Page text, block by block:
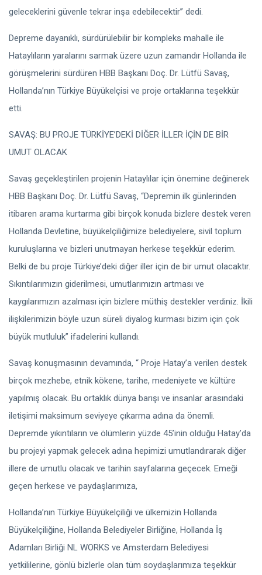
geleceklerini güvenle tekrar inşa edebilecektir’’ dedi.
Depreme dayanıklı, sürdürülebilir bir kompleks mahalle ile
Hataylıların yaralarını sarmak üzere uzun zamandır Hollanda ile
görüşmelerini sürdüren HBB Başkanı Doç. Dr. Lütfü Savaş,
Hollanda’nın Türkiye Büyükelçisi ve proje ortaklarına teşekkür
etti.
SAVAŞ: BU PROJE TÜRKİYE’DEKİ DİĞER İLLER İÇİN DE BİR
UMUT OLACAK
Savaş geçekleştirilen projenin Hataylılar için önemine değinerek
HBB Başkanı Doç. Dr. Lütfü Savaş, “Depremin ilk günlerinden
itibaren arama kurtarma gibi birçok konuda bizlere destek veren
Hollanda Devletine, büyükelçiliğimize belediyelere, sivil toplum
kuruluşlarına ve bizleri unutmayan herkese teşekkür ederim.
Belki de bu proje Türkiye’deki diğer iller için de bir umut olacaktır.
Sıkıntılarımızın giderilmesi, umutlarımızın artması ve
kaygılarımızın azalması için bizlere müthiş destekler verdiniz. İkili
ilişkilerimizin böyle uzun süreli diyalog kurması bizim için çok
büyük mutluluk” ifadelerini kullandı.
Savaş konuşmasının devamında, “ Proje Hatay’a verilen destek
birçok mezhebe, etnik kökene, tarihe, medeniyete ve kültüre
yapılmış olacak. Bu ortaklık dünya barışı ve insanlar arasındaki
iletişimi maksimum seviyeye çıkarma adına da önemli.
Depremde yıkıntıların ve ölümlerin yüzde 45’inin olduğu Hatay’da
bu projeyi yapmak gelecek adına hepimizi umutlandırarak diğer
illere de umutlu olacak ve tarihin sayfalarına geçecek. Emeği
geçen herkese ve paydaşlarımıza,
Hollanda’nın Türkiye Büyükelçiliği ve ülkemizin Hollanda
Büyükelçiliğine, Hollanda Belediyeler Birliğine, Hollanda İş
Adamları Birliği NL WORKS ve Amsterdam Belediyesi
yetkililerine, gönlü bizlerle olan tüm soydaşlarımıza teşekkür